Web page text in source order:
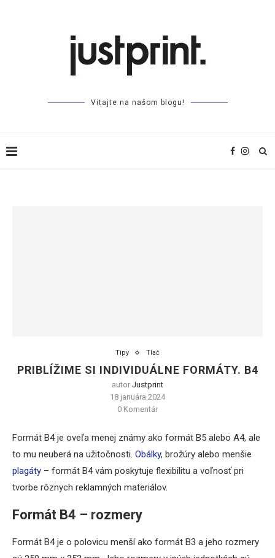
Vitajte na našom blogu!
Tipy Tlač
PRIBLÍŽIME SI INDIVIDUÁLNE FORMÁTY. B4
autor Justprint
18 januára 2024
0 Komentár
Formát B4 je oveľa menej známy ako formát B5 alebo A4, ale
to mu neuberá na užitočnosti. Obálky, brožúry alebo menšie
plagáty – formát B4 vám poskytuje flexibilitu a voľnosť pri
tvorbe rôznych reklamných materiálov.
Formát B4 – rozmery
Formát B4 je o polovicu menší ako formát B3 a jeho rozmery